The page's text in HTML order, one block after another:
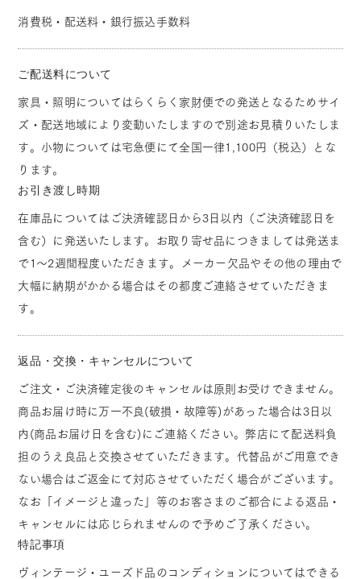
消費税・配送料・銀行振込手数料
ご配送料について
家具・照明についてはらくらく家財便での発送となるためサイ
ズ・配送地域により変動いたしますので別途お見積りいたしま
す。小物については宅急便にて全国一律1,100円（税込）とな
ります。
お引き渡し時期
在庫品についてはご決済確認日から3日以内（ご決済確認日を
含む）に発送いたします。お取り寄せ品につきましては発送ま
で1～2週間程度いただきます。メーカー欠品やその他の理由で
大幅に納期がかかる場合はその都度ご連絡させていただきま
す。
返品・交換・キャンセルについて
ご注文・ご決済確定後のキャンセルは原則お受けできません。
商品お届け時に万一不良(破損・故障等)があった場合は3日以
内(商品お届け日を含む)にご連絡ください。弊店にて配送料負
担のうえ良品と交換させていただきます。代替品がご用意でき
ない場合はご返金にて対応させていただく場合がございます。
なお「イメージと違った」等のお客さまのご都合による返品・
キャンセルには応じられませんので予めご了承ください。
特記事項
ヴィンテージ・ユーズド品のコンディションについてはできる